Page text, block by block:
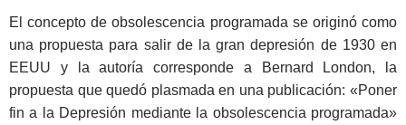
El concepto de obsolescencia programada se originó como
una propuesta para salir de la gran depresión de 1930 en
EEUU y la autoría corresponde a Bernard London, la
propuesta que quedó plasmada en una publicación: «Poner
fin a la Depresión mediante la obsolescencia programada»